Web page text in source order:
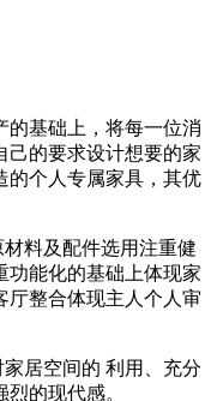
的基础上，将每一位消
己的要求设计想要的家
的个人专属家具，其优
料及配件选用注重健
功能化的基础上体现家
厅整合体现主人个人审
居空间的 利用、充分
的现代感。